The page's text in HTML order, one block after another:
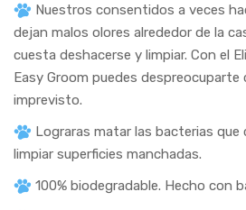
Nuestros consentidos a veces
dejan malos olores alrededor de la
cuesta deshacerse y limpiar. Con el
Easy Groom puedes despreocuparte
imprevisto.
Lograras matar las bacterias que
limpiar superficies manchadas.
100% biodegradable. Hecho con